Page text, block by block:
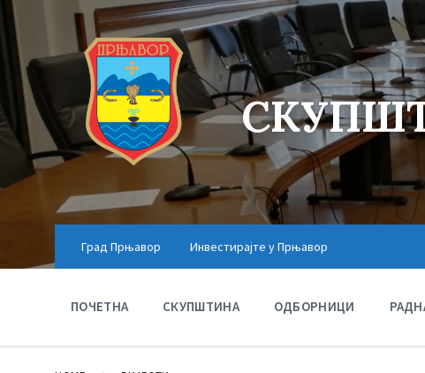
Град Прњавор Инвестирајте у Прњавор
ПОЧЕТНА СКУПШТИНА ОДБОРНИЦИ